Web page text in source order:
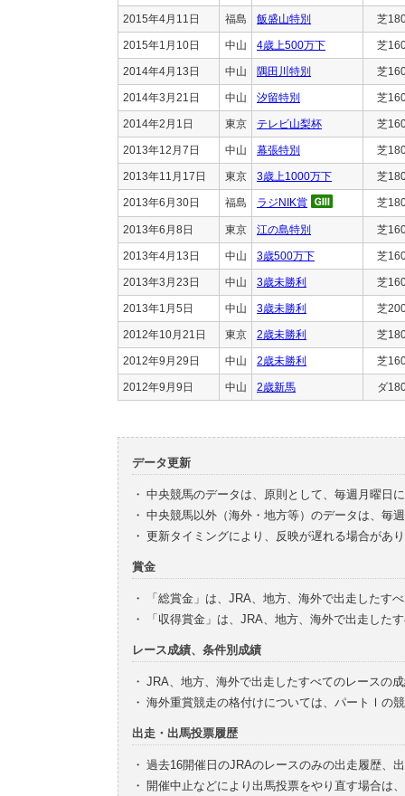
2015年4月11日 福島 飯盛山特別 芝
2015年1月10日 中山 4歳上500万下 芝
2014年4月13日 中山 隅田川特別 芝
2014年3月21日 中山 汐留特別 芝
2014年2月1日 東京 テレビ山梨杯 芝
2013年12月7日 中山 幕張特別 芝
2013年11月17日 東京 3歳上1000万下 芝
2013年6月30日 福島 ラジNIK賞 芝
2013年6月8日 東京 江の島特別 芝
2013年4月13日 中山 3歳500万下 芝
2013年3月23日 中山 3歳未勝利 芝
2013年1月5日 中山 3歳未勝利 芝
2012年10月21日 東京 2歳未勝利 芝
2012年9月29日 中山 2歳未勝利 芝
2012年9月9日 中山 2歳新馬 ダ
データ更新
・ 中央競馬のデータは、原則として、毎週月曜日
・ 中央競馬以外（海外・地方等）のデータは、毎
・ 更新タイミングにより、反映が遅れる場合があ
賞金
・
「総賞金」は、JRA、地方、海外で出走したす
・
「収得賞金」は、JRA、地方、海外で出走した
レース成績、条件別成績
・ JRA、地方、海外で出走したすべてのレースの
・ 海外重賞競走の格付けについては、パートⅠの
出走・出馬投票履歴
・ 過去16開催日のJRAのレースのみの出走履歴、
・ 開催中止などにより出馬投票をやり直す場合は